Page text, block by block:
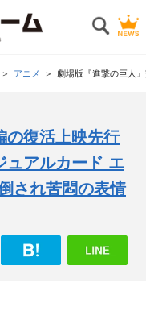
アニメ 劇場版『進撃の巨人
の復活上映先行
ュアルカード エ
され苦悶の表情